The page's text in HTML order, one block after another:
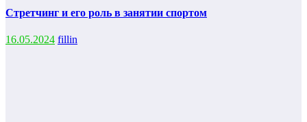
Стретчинг и его роль в занятии спортом
16.05.2024 fillin